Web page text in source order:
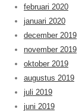
februari 2020
januari 2020
december 2019
november 2019
oktober 2019
augustus 2019
juli 2019
juni 2019